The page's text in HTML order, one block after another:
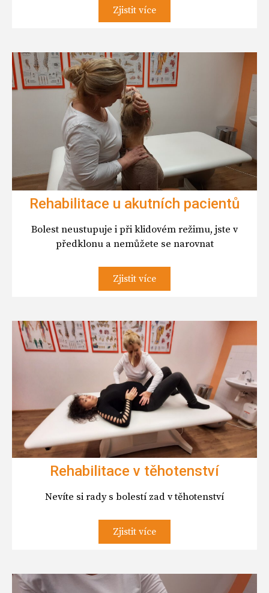
Zjistit více
Rehabilitace u akutních pacientů
Bolest neustupuje i při klidovém režimu, jste v
předklonu a nemůžete se narovnat
Zjistit více
Rehabilitace v těhotenství
Nevíte si rady s bolestí zad v těhotenství
Zjistit více